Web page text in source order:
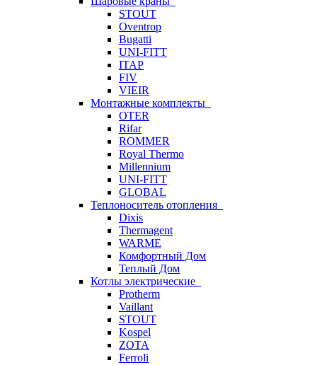
STOUT
Oventrop
Bugatti
UNI-FITT
ITAP
FIV
VIEIR
Монтажные комплекты
OTER
Rifar
ROMMER
Royal Thermo
Millennium
UNI-FITT
GLOBAL
Теплоноситель отопления
Dixis
Thermagent
WARME
Комфортный Дом
Теплый Дом
Котлы электрические
Protherm
Vaillant
STOUT
Kospel
ZOTA
Ferroli